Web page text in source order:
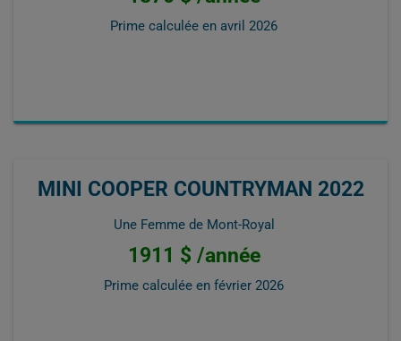
Prime calculée en avril 2026
MINI COOPER COUNTRYMAN 2022
Une Femme de Mont-Royal
1911 $ /année
Prime calculée en février 2026